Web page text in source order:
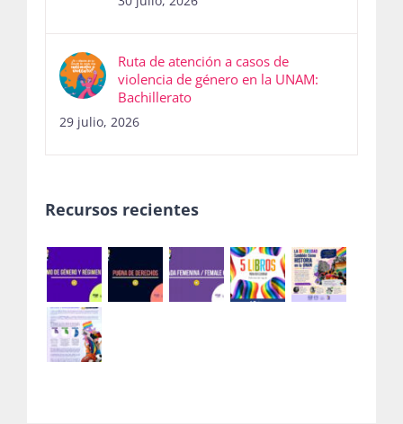
Ruta de atención a casos de
violencia de género en la UNAM:
Bachillerato
29 julio, 2026
Recursos recientes